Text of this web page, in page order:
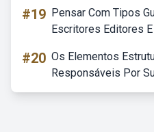
#19 Pensar Com Tipos
Escritores Editores
#20 Os Elementos
Responsáveis Por